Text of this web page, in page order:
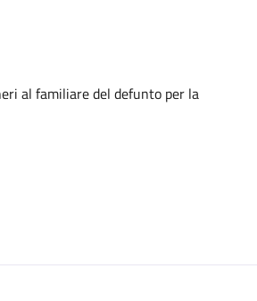
al familiare del defunto per la